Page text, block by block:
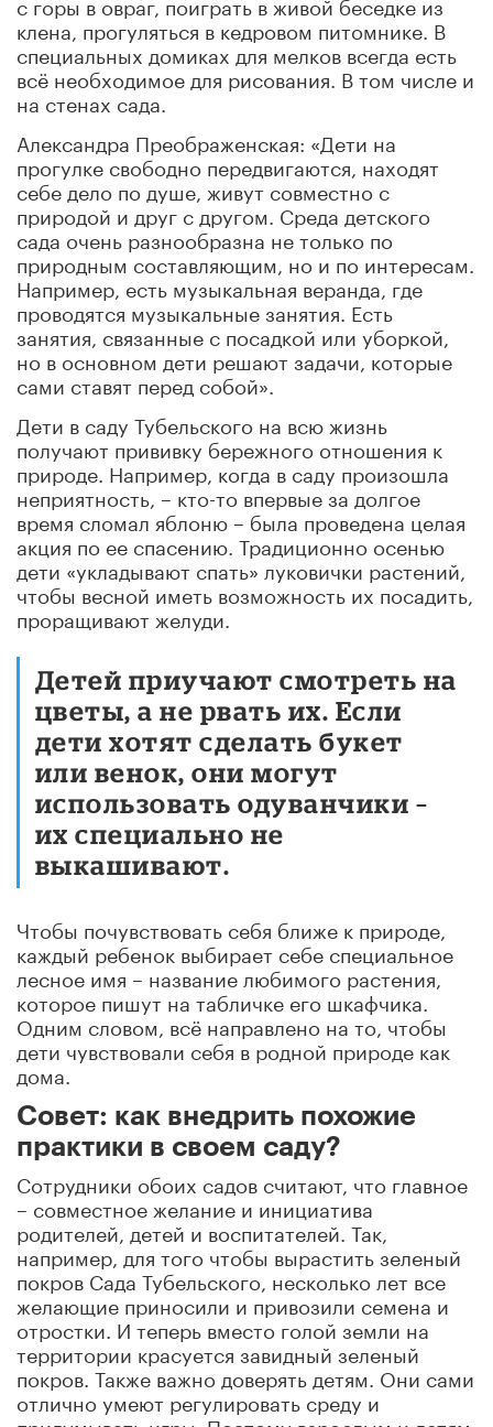
клена, прогуляться в кедровом питомнике. В
специальных домиках для мелков всегда есть
всё необходимое для рисования. В том числе и
на стенах сада.
Александра Преображенская: «Дети на
прогулке свободно передвигаются, находят
себе дело по душе, живут совместно с
природой и друг с другом. Среда детского
сада очень разнообразна не только по
природным составляющим, но и по интересам.
Например, есть музыкальная веранда, где
проводятся музыкальные занятия. Есть
занятия, связанные с посадкой или уборкой,
но в основном дети решают задачи, которые
сами ставят перед собой».
Дети в саду Тубельского на всю жизнь
получают прививку бережного отношения к
природе. Например, когда в саду произошла
неприятность, – кто-то впервые за долгое
время сломал яблоню – была проведена целая
акция по ее спасению. Традиционно осенью
дети «укладывают спать» луковички растений,
чтобы весной иметь возможность их посадить,
проращивают желуди.
Детей приучают смотреть на
цветы, а не рвать их. Если
дети хотят сделать букет
или венок, они могут
использовать одуванчики –
их специально не
выкашивают.
Чтобы почувствовать себя ближе к природе,
каждый ребенок выбирает себе специальное
лесное имя – название любимого растения,
которое пишут на табличке его шкафчика.
Одним словом, всё направлено на то, чтобы
дети чувствовали себя в родной природе как
дома.
Совет: как внедрить похожие
практики в своем саду?
Сотрудники обоих садов считают, что главное
– совместное желание и инициатива
родителей, детей и воспитателей. Так,
например, для того чтобы вырастить зеленый
покров Сада Тубельского, несколько лет все
желающие приносили и привозили семена и
отростки. И теперь вместо голой земли на
территории красуется завидный зеленый
покров. Также важно доверять детям. Они сами
отлично умеют регулировать среду и